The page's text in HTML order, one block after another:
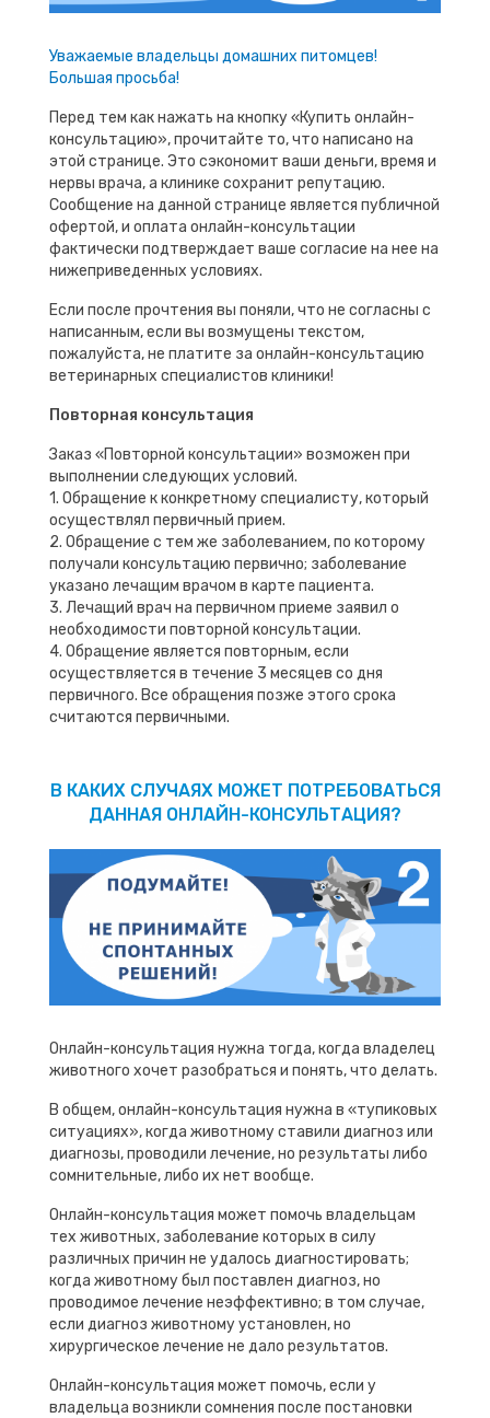
Уважаемые владельцы домашних питомцев!
Большая просьба!
Перед тем как нажать на кнопку «Купить онлайн-
консультацию», прочитайте то, что написано на
этой странице. Это сэкономит ваши деньги, время и
нервы врача, а клинике сохранит репутацию.
Сообщение на данной странице является публичной
офертой, и оплата онлайн-консультации
фактически подтверждает ваше согласие на нее на
нижеприведенных условиях.
Если после прочтения вы поняли, что не согласны с
написанным, если вы возмущены текстом,
пожалуйста, не платите за онлайн-консультацию
ветеринарных специалистов клиники!
Повторная консультация
Заказ «Повторной консультации» возможен при
выполнении следующих условий.
1. Обращение к конкретному специалисту, который
осуществлял первичный прием.
2. Обращение с тем же заболеванием, по которому
получали консультацию первично; заболевание
указано лечащим врачом в карте пациента.
3. Лечащий врач на первичном приеме заявил о
необходимости повторной консультации.
4. Обращение является повторным, если
осуществляется в течение 3 месяцев со дня
первичного. Все обращения позже этого срока
считаются первичными.
В КАКИХ СЛУЧАЯХ МОЖЕТ ПОТРЕБОВАТЬСЯ
ДАННАЯ ОНЛАЙН-КОНСУЛЬТАЦИЯ?
Онлайн-консультация нужна тогда, когда владелец
животного хочет разобраться и понять, что делать.
В общем, онлайн-консультация нужна в «тупиковых
ситуациях», когда животному ставили диагноз или
диагнозы, проводили лечение, но результаты либо
сомнительные, либо их нет вообще.
Онлайн-консультация может помочь владельцам
тех животных, заболевание которых в силу
различных причин не удалось диагностировать;
когда животному был поставлен диагноз, но
проводимое лечение неэффективно; в том случае,
если диагноз животному установлен, но
хирургическое лечение не дало результатов.
Онлайн-консультация может помочь, если у
владельца возникли сомнения после постановки